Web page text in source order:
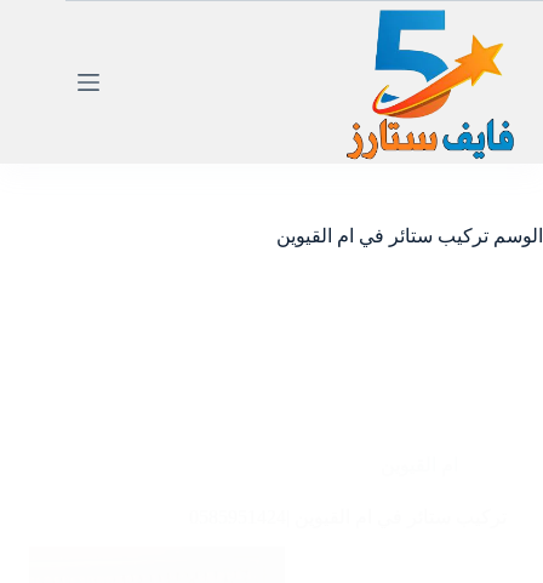
المحتوى
الوسم تركيب ستائر في ام القيوين